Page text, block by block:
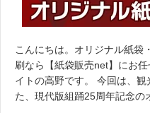
こんにちは。オリジナル紙袋
刷なら【紙袋販売net】にお
イトの高野です。 今回は、
た、現代版組踊25周年記念